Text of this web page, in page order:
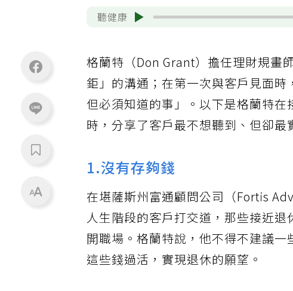
聽健康
格蘭特（Don Grant）擔任理財規畫
鉅」的溝通；在第一次與客戶見面
但必須知道的事」。以下是格蘭特
時，分享了客戶最不想聽到、但卻最
1.沒有存夠錢
在堪薩斯州富通顧問公司（Fortis
人生階段的客戶打交道，那些接近
開職場。格蘭特說，他不得不建議
這些錢過活，實現退休的願望。